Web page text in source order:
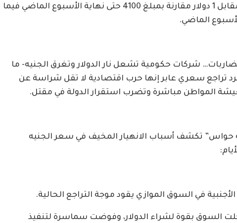
الموازي حيث انخفض إلى 4400 جنيه مقابل 1 دولار مقارنة بمبلغ 4100 حتى نهاية الأسبوع الماضي فيما
شركات حكومية تشعل نار الدولار وتغرق الجنيه- ما
تراجع سعري عابر إنها حرب اقتصادية لا تقل شراسة عن
المواطن مباشرة وتضرب استقرار الدولة في مقتل.
تكشف أسباب الانهيار المخيف في سعر الجنيه
في السوق الموازي يقود موجة التراجع الحالية.
السوق بقوة لشراء الدولار، وفوضت سماسرة لتنفيذ